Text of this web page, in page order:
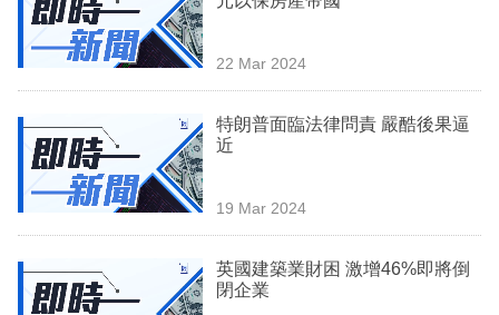
場
生
時
事
訂
22 Mar 2024
特朗普面臨法律問責 嚴酷後果逼
近
19 Mar 2024
英國建築業財困 激增46%即將倒
閉企業